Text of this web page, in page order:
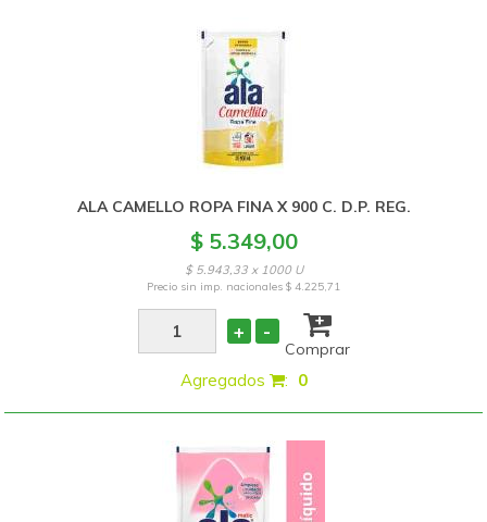
ALA CAMELLO ROPA FINA X 900 C. D.P. REG.
$ 5.349,00
$ 5.943,33 x 1000 U
Precio sin imp. nacionales$ 4.225,71
+ -
Comprar
Agregados : 0